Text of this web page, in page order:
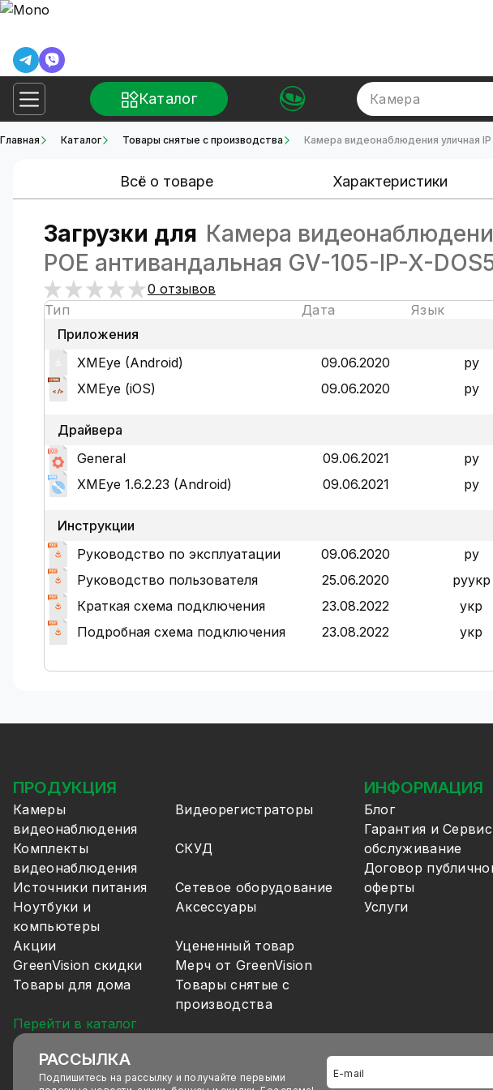
Каталог Камера
Главная Каталог Товары снятые с производства Камера видеонаблюдения уличная
Всё о товаре Характеристики
Загрузки для Камера
POE антивандальная GV-105-IP-X-
0 отзывов
Тип
Дата Язык
Приложения
XМЕye (Android)
09.06.2020 ру
XМЕye (iOS)
09.06.2020 ру
Драйвера
General
09.06.2021 ру
XМЕye 1.6.2.23 (Android)
09.06.2021 ру
Инструкции
Руководство по эксплуатации
09.06.2020 ру
Руководство пользователя
25.06.2020 руукр
Краткая схема подключения
23.08.2022 укр
Подробная схема подключения
23.08.2022 укр
ПРОДУКЦИЯ
Камеры
видеонаблюдения
Видеорегистраторы
Комплекты
видеонаблюдения
СКУД
Источники питания
Сетевое оборудование
Ноутбуки и
компьютеры
Аксессуары
Акции
Уцененный товар
GreenVision скидки
Мерч от GreenVision
Товары для дома
Товары снятые с
производства
Перейти в каталог
ИНФОРМАЦИЯ
Блог
Гарантия и
обслуживание
Договор
оферты
Услуги
РАССЫЛКА
Подпишитесь на рассылку и получайте первыми